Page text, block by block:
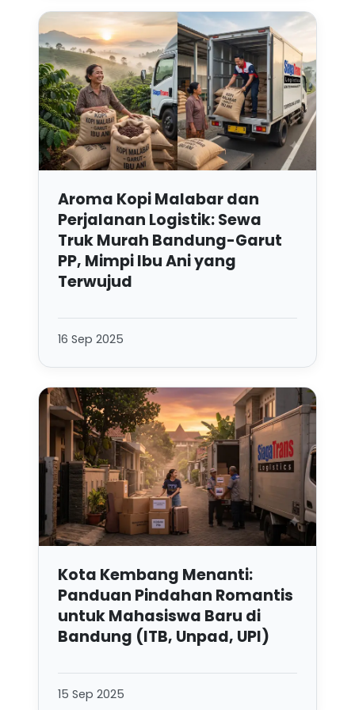
Aroma Kopi Malabar dan
Perjalanan Logistik: Sewa
Truk Murah Bandung-Garut
PP, Mimpi Ibu Ani yang
Terwujud
16 Sep 2025
Kota Kembang Menanti:
Panduan Pindahan Romantis
untuk Mahasiswa Baru di
Bandung (ITB, Unpad, UPI)
15 Sep 2025